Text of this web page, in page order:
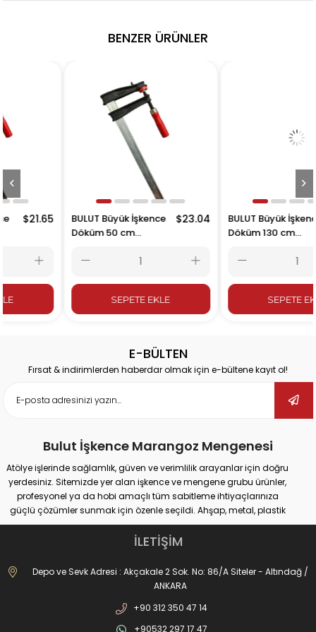
BENZER ÜRÜNLER
BULUT Büyük İşkence
Döküm 50 cm
$23.04
SEPETE EKLE
BULUT Büyük İşkence
Döküm 130 cm
SEPETE EKLE
E-BÜLTEN
Fırsat & indirimlerden haberdar olmak için e-bültene kayıt ol!
Bulut İşkence Marangoz Mengenesi
Atölye işlerinde sağlamlık, güven ve verimlilik arayanlar için doğru
yerdesiniz. Sitemizde yer alan işkence ve mengene grubu ürünler,
profesyonel ya da hobi amaçlı tüm sabitleme ihtiyaçlarınıza
güçlü çözümler sunmak için özenle seçildi. Ahşap, metal, plastik
gibi farklı yüzeylerde güvenli tutuş sağlayan ürünlerimiz;
marangozluk, kaynak, delme, montaj ve tamir gibi pek çok alanda
maksimum performans vadediyor.
İster büyük ölçekli sanayi tipi işler yapıyor olun, ister evde basit
onarımlar; doğru işkence ve mengeneyle hem iş güvenliğinizi
işkencelerden matkap mengenelerine, ray işkencelerinden kazancı
işkencesine kadar geniş ürün gamımızda her kullanım alanına
İLETİŞİM
Depo ve Sevk Adresi : Akçakale 2 Sok. No: 86/A Siteler - Altındağ /
ANKARA
+90 312 350 47 14
+90532 297 17 47